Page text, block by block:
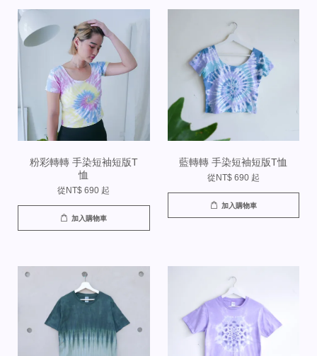
粉彩轉轉 手染短袖短版T
恤
從 NT$ 690 起
加入購物車
藍轉轉 手染短袖短版T恤
從 NT$ 690 起
加入購物車